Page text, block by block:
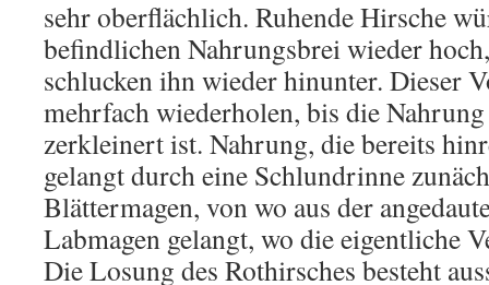
sehr oberflächlich. Ruhende Hirsche
befindlichen Nahrungsbrei wieder
schlucken ihn wieder hinunter. Dieser
mehrfach wiederholen, bis die
zerkleinert ist. Nahrung, die bereits
gelangt durch eine Schlundrinne
Blättermagen, von wo aus der
Labmagen gelangt, wo die eigentliche
Die Losung des Rothirsches besteht